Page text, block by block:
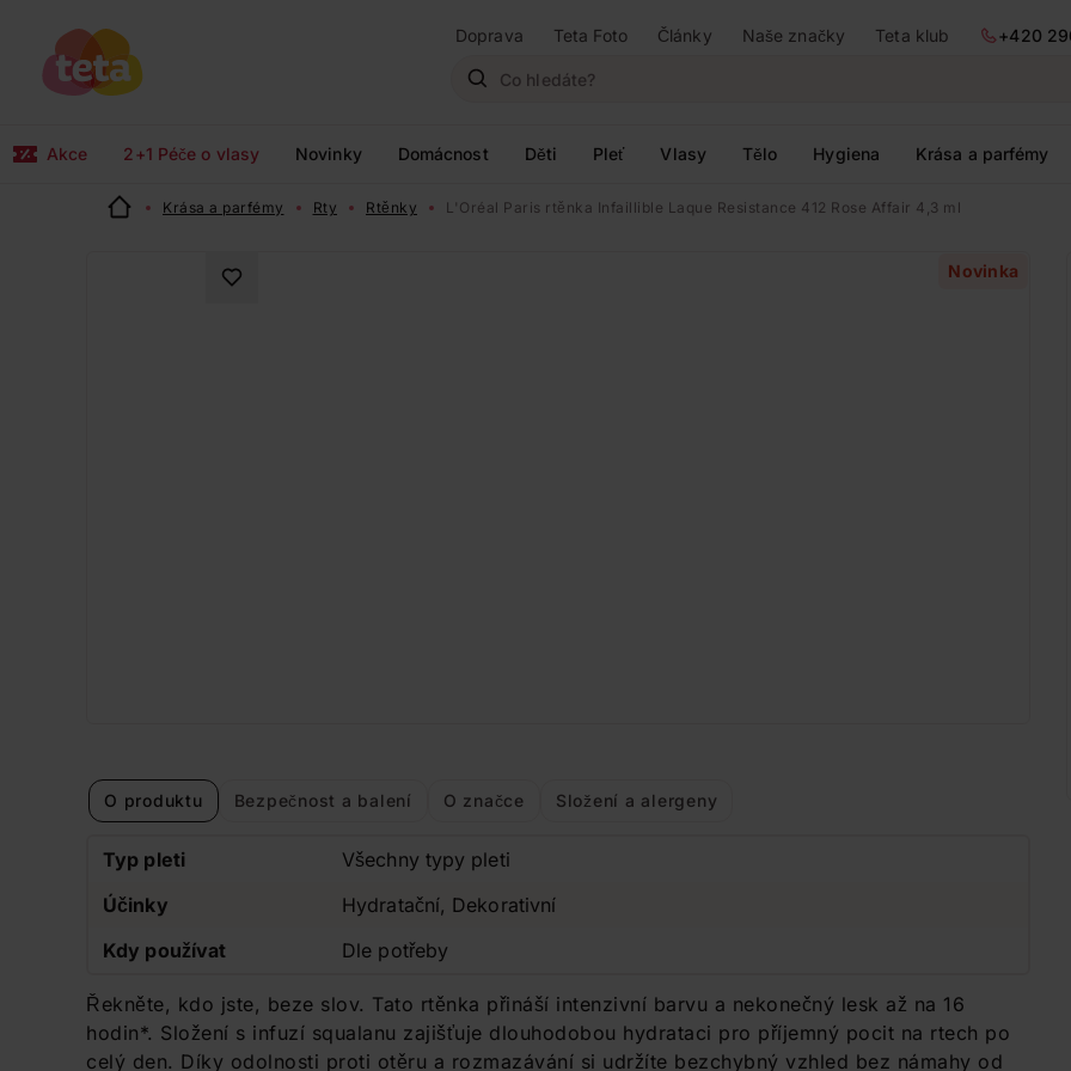
Doprava Teta Foto Články Naše značky Teta klub +420
Akce 2+1 Péče o vlasy Novinky Domácnost Děti Pleť Vlasy Tělo Hygiena Krása a parfémy
Krása a parfémy Rty Rtěnky L'Oréal Paris rtěnka Infaillible Laque Resistance 412 Rose Affair 4,3 ml
Novinka
O produktu Bezpečnost a balení O značce Složení a alergeny
Typ pleti
Všechny typy pleti
Účinky
Hydratační, Dekorativní
Kdy používat
Dle potřeby
Řekněte, kdo jste, beze slov. Tato rtěnka přináší intenzivní barvu a nekonečný lesk až na 16
hodin*. Složení s infuzí squalanu zajišťuje dlouhodobou hydrataci pro příjemný pocit na rtech po
celý den. Díky odolnosti proti otěru a rozmazávání si udržíte bezchybný vzhled bez námahy od